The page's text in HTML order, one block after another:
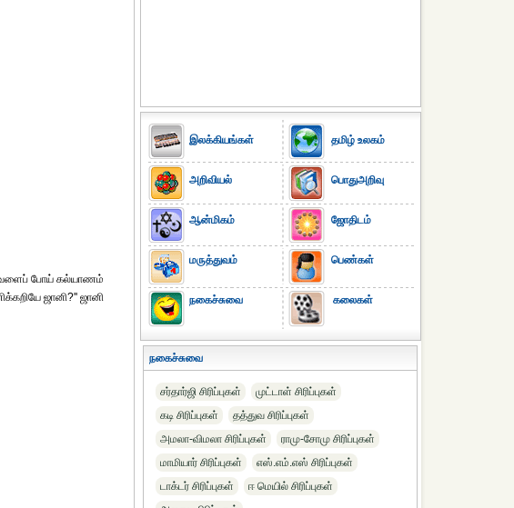
அவளைப் போய் கல்யாணம்
ஜானி?'' ஜானி
இலக்கியங்கள்
அறிவியல்
ஆன்மிகம்
மருத்துவம்
நகைச்சுவை
தமிழ் உலகம்
பொதுஅறிவு
ஜோதிடம்
பெண்கள்
கலைகள்
நகைச்சுவை
சர்தார்ஜி சிரிப்புகள்
முட்டாள் சிரிப்புகள்
கடி சிரிப்புகள்
தத்துவ சிரிப்புகள்
அமலா-விமலா சிரிப்புகள்
ராமு-சோமு சிரிப்புகள்
மாமியார் சிரிப்புகள்
எஸ்.எம்.எஸ் சிரிப்புகள்
டாக்டர் சிரிப்புகள்
ஈ மெயில் சிரிப்புகள்